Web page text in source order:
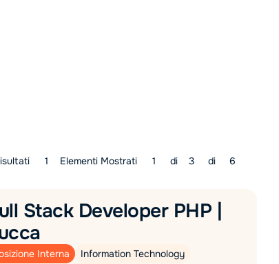
1 Elementi Mostrati 1 di 3 di 6
Stack Developer PHP |
Interna
Information Technology